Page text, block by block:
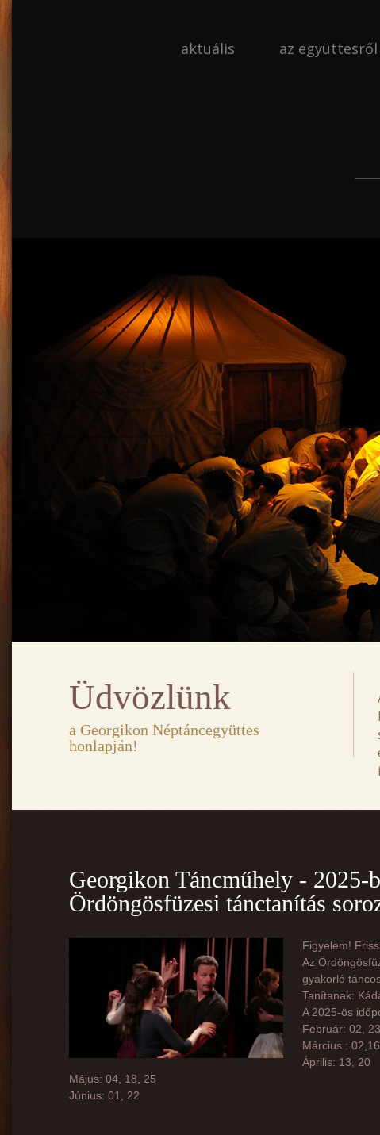
aktuális az együttesről
Üdvözlünk
a Georgikon Néptáncegyüttes
honlapján!
Georgikon Táncműhely - 2025-
Ördöngösfüzesi tánctanítás
Figyelem!
Az
gyakorló
Tanítanak:
A 2025-ös
Február: 02, 23
Március : 02,16
Április: 13, 20
Május: 04, 18, 25
Június: 01, 22